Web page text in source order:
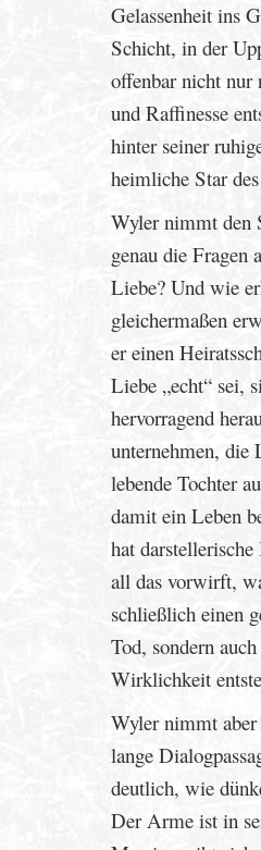
Gelassenheit ins
Schicht, in der
offenbar nicht nur
und Raffinesse
hinter seiner
heimliche Star
Wyler nimmt den
genau die
Liebe? Und wie
gleichermaßen
er einen
Liebe „echt“ sei,
hervorragend
unternehmen, die
lebende Tochter
damit ein Leben
hat
all das vorwirft,
schließlich einen
Tod, sondern
Wirklichkeit
Wyler nimmt aber
lange
deutlich, wie
Der Arme ist in